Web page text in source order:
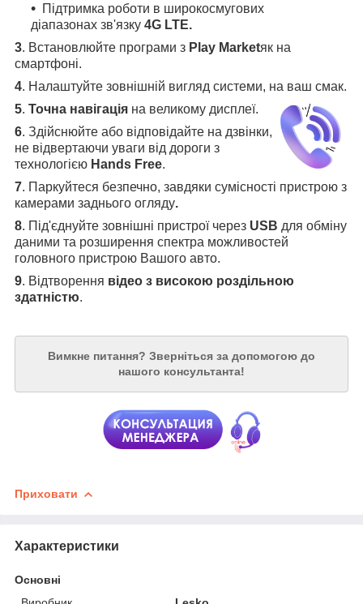
Підтримка роботи в широкосмугових
діапазонах зв'язку 4G LTE.
3. Встановлюйте програми з Play Marketяк на
смартфоні.
4. Налаштуйте зовнішній вигляд системи, на ваш смак.
5. Точна навігація на великому дисплеї.
6. Здійснюйте або відповідайте на дзвінки,
не відвертаючи уваги від дороги з
технологією Hands Free.
7. Паркуйтеся безпечно, завдяки сумісності пристрою з
камерами заднього огляду.
8. Під'єднуйте зовнішні пристрої через USB для обміну
даними та розширення спектра можливостей
головного пристрою Вашого авто.
9. Відтворення відео з високою роздільною
здатністю.
Вимкне питання? Зверніться за допомогою до
нашого консультанта!
Приховати
Характеристики
Основні